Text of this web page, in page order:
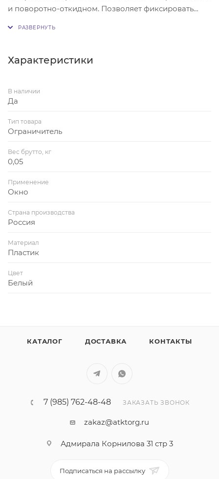
и поворотно-откидном. Позволяет фиксировать
Характеристики
В наличии
Да
Тип товара
Ограничитель
Вес брутто, кг
0,05
Применение
Окно
Страна производства
Россия
Материал
Пластик
Цвет
Белый
КАТАЛОГ ДОСТАВКА КОНТАКТЫ
7 (985) 762-48-48 ЗАКАЗАТЬ ЗВОНОК
zakaz@atktorg.ru
Адмирала Корнилова 31 стр 3
Подписаться на рассылку